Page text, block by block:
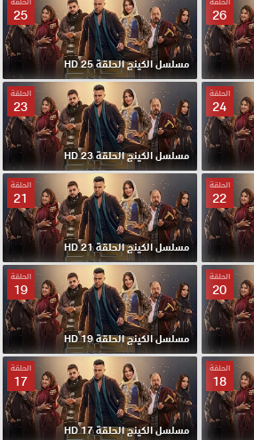
26
25
مسلسل الكينج الحلقة 25 HD
الحلقة
24
الحلقة
23
مسلسل الكينج الحلقة 23 HD
الحلقة
22
الحلقة
21
مسلسل الكينج الحلقة 21 HD
الحلقة
20
الحلقة
19
مسلسل الكينج الحلقة 19 HD
الحلقة
18
الحلقة
17
مسلسل الكينج الحلقة 17 HD